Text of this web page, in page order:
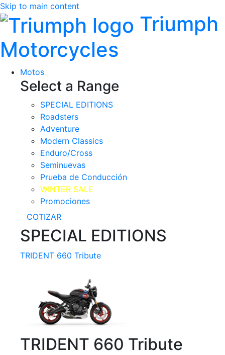
Skip to main content
Triumph
Motorcycles
Motos
Select a Range
SPECIAL EDITIONS
Roadsters
Adventure
Modern Classics
Enduro/Cross
Seminuevas
Prueba de Conducción
WINTER SALE
Promociones
COTIZAR
SPECIAL EDITIONS
TRIDENT 660 Tribute
TRIDENT 660 Tribute